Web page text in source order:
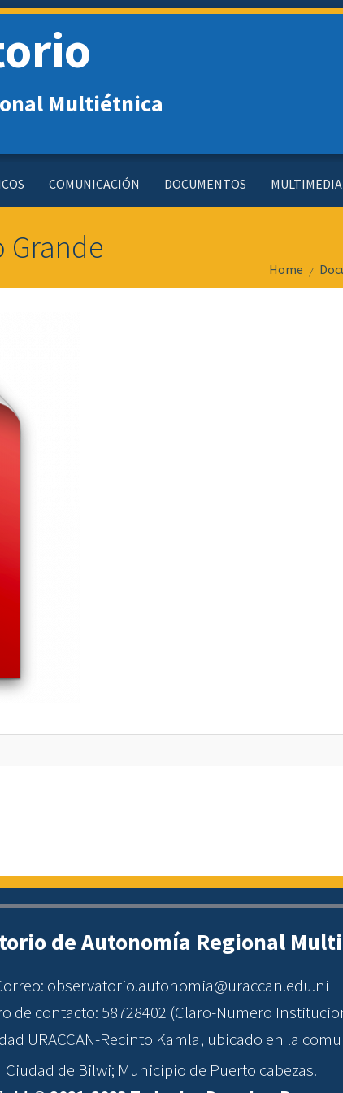
Multiétnica
COMUNICACIÓN DOCUMENTOS MULTIMEDIA
Grande
Home /
de Autonomía Regional
observatorio.autonomia@uraccan.edu.ni
de contacto: 58728402 (Claro-Numero
URACCAN-Recinto Kamla, ubicado en la
Ciudad de Bilwi; Municipio de Puerto cabezas.